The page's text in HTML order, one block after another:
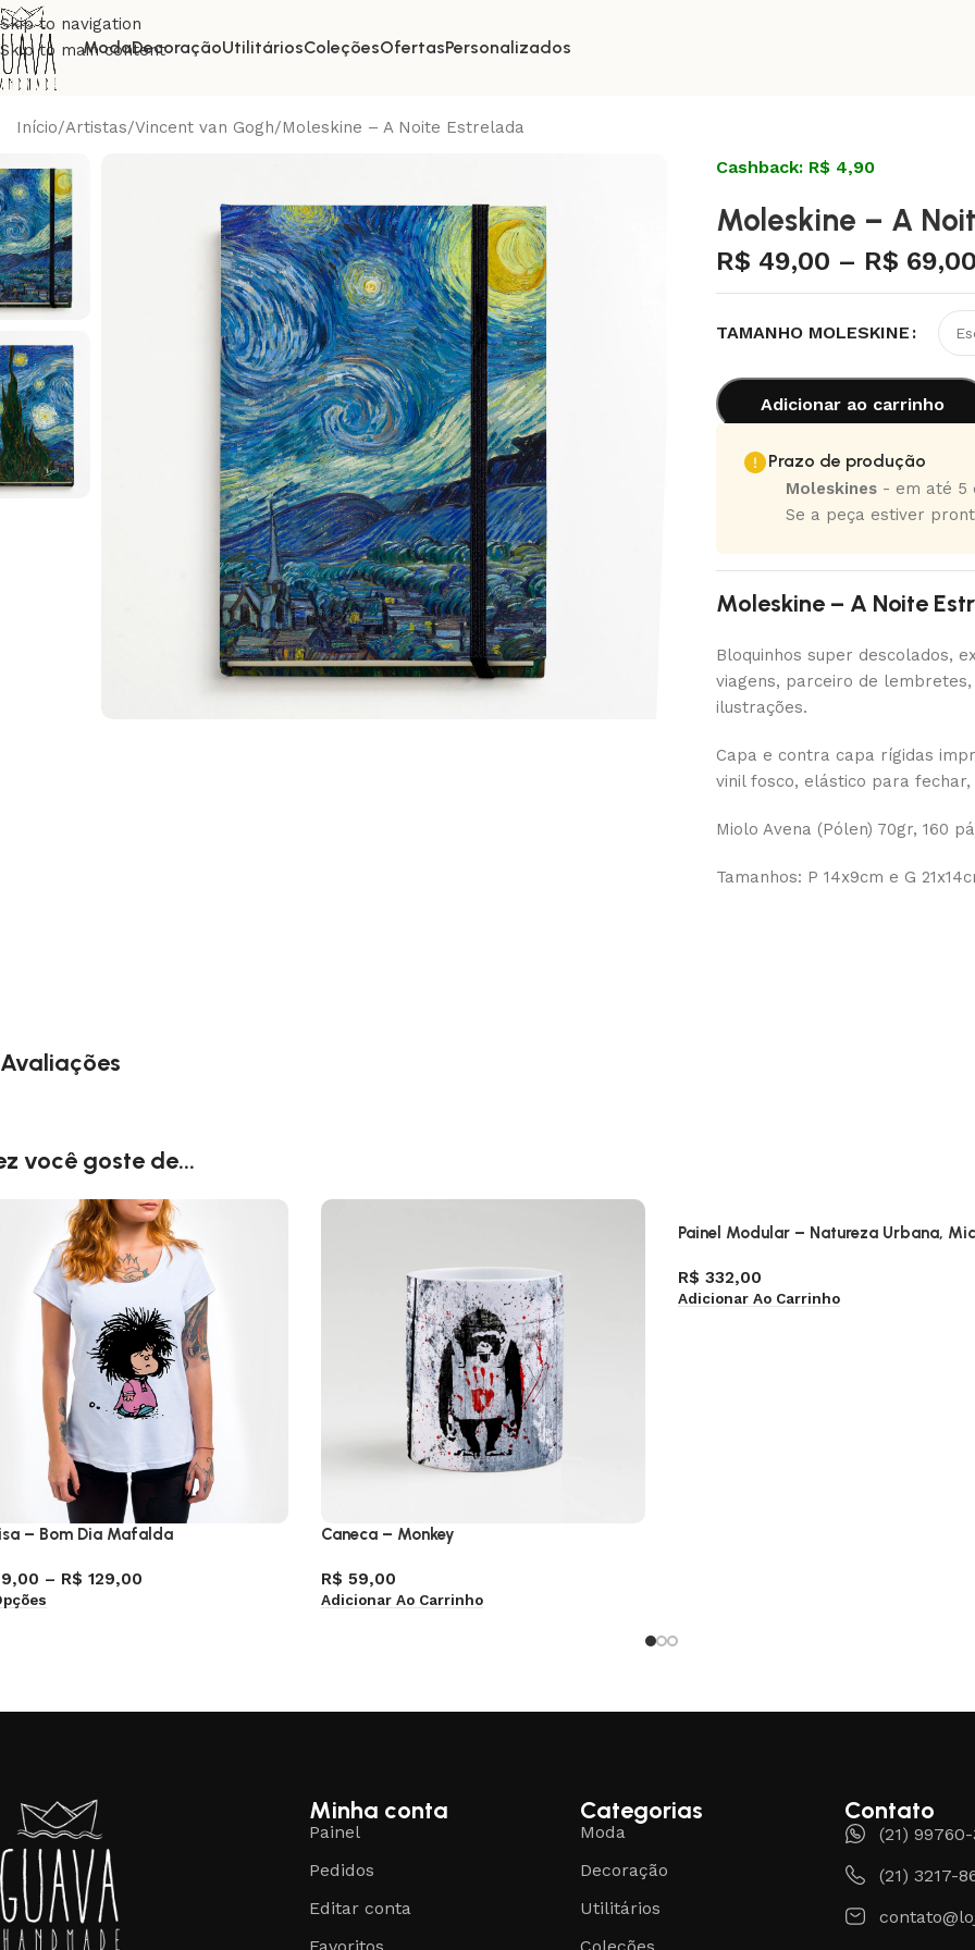
Skip to navigation
Skip to main content
ModaDecoraçãoUtilitáriosColeçõesOfertasPersonalizados
Início Artistas Vincent van Gogh Moleskine – A Noite Estrelada
Cashback: R$ 4,90
Moleskine – A
R$ 49,00 – R$
TAMANHO MOLESKINE
Adicionar ao carrinho
Prazo de produção
Moleskines - em até 5
Se a peça estiver
Moleskine – A Noite
Bloquinhos super descolados,
viagens, parceiro de
ilustrações.
Capa e contra capa rígidas
vinil fosco, elástico para
Miolo Avena (Pólen) 70gr, 160
Tamanhos: P 14x9cm e G
Avaliações
você goste de...
– Bom Dia Mafalda
– R$ 129,00
Caneca – Monkey
R$ 59,00
Adicionar Ao Carrinho
Painel Modular – Natureza Urbana,
R$ 332,00
Adicionar Ao Carrinho
Minha conta
Painel
Pedidos
Editar conta
Categorias
Moda
Decoração
Utilitários
Contato
(21)
(21) 3217-